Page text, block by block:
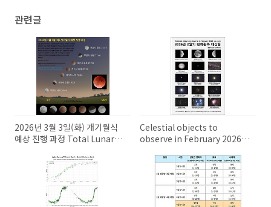
관련글
2026년 3월 3일(화) 개기월식
예상 진행 과정 Total Lunar
Celestial objects to
observe in February 2026